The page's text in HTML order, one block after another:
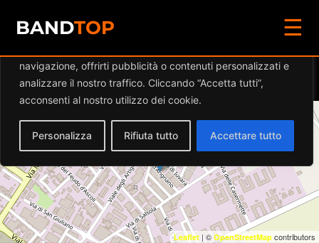
Diamo valore alla tua privacy
navigazione, offrirti pubblicità o contenuti personalizzati e
analizzare il nostro traffico. Cliccando “Accetta tutti”,
acconsenti al nostro utilizzo dei cookie.
Personalizza Rifiuta tutto Accettare tutto
BANDTOP
☰
Eventi aGREMIUM MC
+
Leaflet | © OpenStreetMap contributors